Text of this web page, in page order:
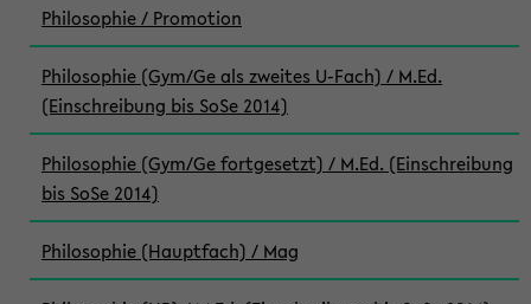
Philosophie / Promotion
Philosophie (Gym/Ge als zweites U-Fach) / M.Ed.
(Einschreibung bis SoSe 2014)
Philosophie (Gym/Ge fortgesetzt) / M.Ed. (Einschreibung
bis SoSe 2014)
Philosophie (Hauptfach) / Mag